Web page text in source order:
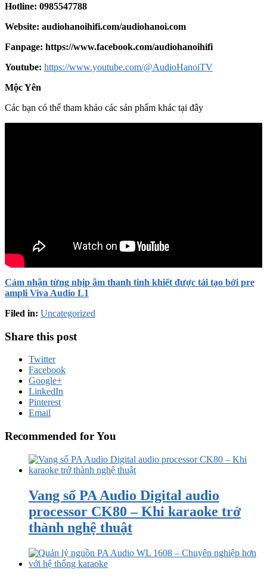
Hotline: 0985547788
Website: audiohanoihifi.com/audiohanoi.com
Fanpage: https://www.facebook.com/audiohanoihifi
Youtube: https://www.youtube.com/@AudioHanoiTV
Mộc Yên
Các bạn có thể tham khảo các sản phẩm khác tại đây
Cảm nhận từng nhịp âm thanh tinh khiết được tái tạo bởi pre
ampli Viva Audio L1
Filed in: Uncategorized
Share this post
Twitter
Facebook
Google+
LinkedIn
Pinterest
Email
Recommended for You
Vang số PA Audio Digital audio
processor CK80 – Khi karaoke trở
thành nghệ thuật